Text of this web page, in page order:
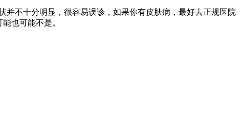
不十分明显，很容易误诊，如果你有皮肤病，最好去正规医院
也可能不是。